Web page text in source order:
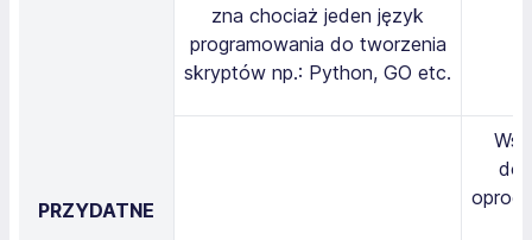
zna chociaż jeden język
programowania do tworzenia
skryptów np.: Python, GO etc.
PRZYDATNE